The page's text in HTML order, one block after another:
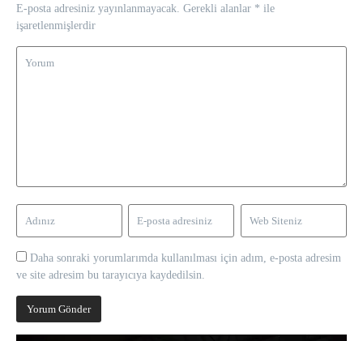
E-posta adresiniz yayınlanmayacak. Gerekli alanlar * ile
işaretlenmişlerdir
Daha sonraki yorumlarımda kullanılması için adım, e-posta adresim
ve site adresim bu tarayıcıya kaydedilsin.